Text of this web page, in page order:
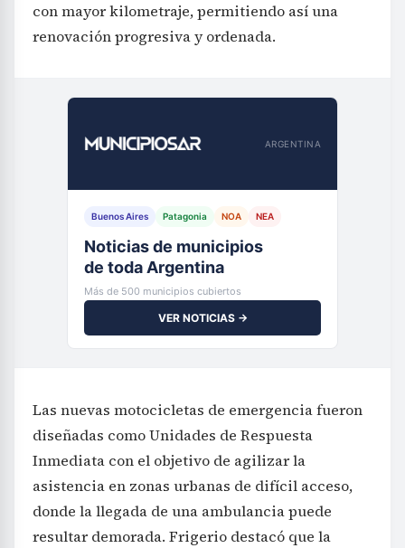
con mayor kilometraje, permitiendo así una
renovación progresiva y ordenada.
ARGENTINA
Buenos Aires Patagonia NOA NEA
Noticias de municipios
de toda Argentina
Más de 500 municipios cubiertos
VER NOTICIAS →
Las nuevas motocicletas de emergencia fueron
diseñadas como Unidades de Respuesta
Inmediata con el objetivo de agilizar la
asistencia en zonas urbanas de difícil acceso,
donde la llegada de una ambulancia puede
resultar demorada. Frigerio destacó que la